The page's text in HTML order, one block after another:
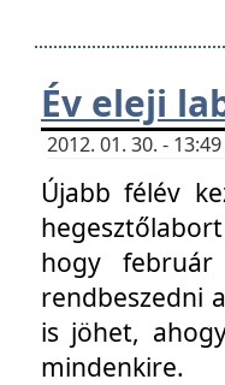
Év eleji
2012. 01. 30. -
Újabb félév
hogy
rendbeszedni
is jöhet,
mindenkire.